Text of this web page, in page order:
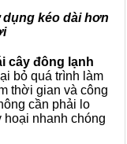
kéo dài hơn
cây đông lạnh
bỏ quá trình làm
thời gian và công
cần phải lo
hoại nhanh chóng